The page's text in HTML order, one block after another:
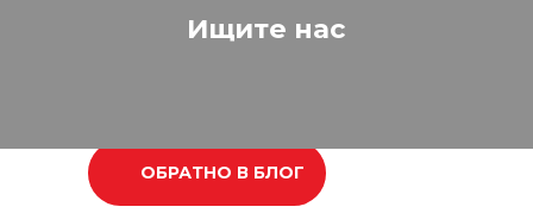
Ищите нас
ОБРАТНО В БЛОГ